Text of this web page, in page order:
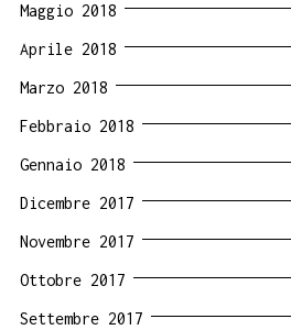
Maggio 2018
Aprile 2018
Marzo 2018
Febbraio 2018
Gennaio 2018
Dicembre 2017
Novembre 2017
Ottobre 2017
Settembre 2017